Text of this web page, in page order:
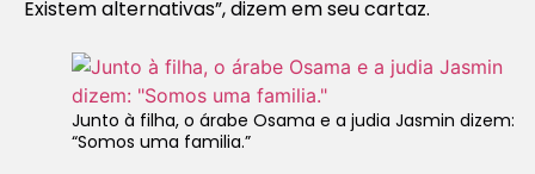
Existem alternativas”, dizem em seu cartaz.
Junto à filha, o árabe Osama e a judia Jasmin dizem:
“Somos uma familia.”